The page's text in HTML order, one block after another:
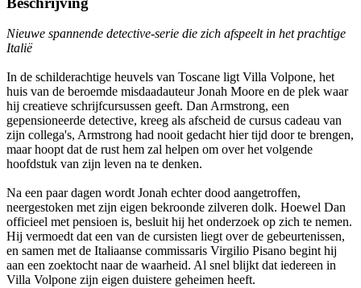
Nieuwe spannende detective-serie die zich afspeelt in het prachtige
Italië
In de schilderachtige heuvels van Toscane ligt Villa Volpone, het
huis van de beroemde misdaadauteur Jonah Moore en de plek waar
hij creatieve schrijfcursussen geeft. Dan Armstrong, een
gepensioneerde detective, kreeg als afscheid de cursus cadeau van
zijn collega's, Armstrong had nooit gedacht hier tijd door te brengen,
maar hoopt dat de rust hem zal helpen om over het volgende
hoofdstuk van zijn leven na te denken.
Na een paar dagen wordt Jonah echter dood aangetroffen,
neergestoken met zijn eigen bekroonde zilveren dolk. Hoewel Dan
officieel met pensioen is, besluit hij het onderzoek op zich te nemen.
Hij vermoedt dat een van de cursisten liegt over de gebeurtenissen,
en samen met de Italiaanse commissaris Virgilio Pisano begint hij
aan een zoektocht naar de waarheid. Al snel blijkt dat iedereen in
Villa Volpone zijn eigen duistere geheimen heeft.